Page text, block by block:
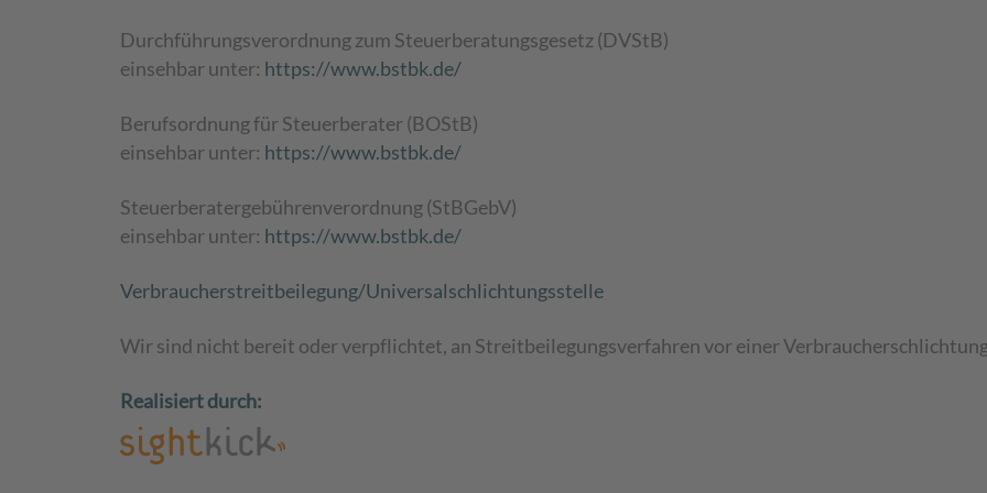
Durchführungsverordnung zum Steuerberatungsgesetz (DVStB)
einsehbar unter: https://www.bstbk.de/
Berufsordnung für Steuerberater (BOStB)
einsehbar unter: https://www.bstbk.de/
Steuerberatergebührenverordnung (StBGebV)
einsehbar unter: https://www.bstbk.de/
Verbraucher­streit­beilegung/Universal­schlichtungs­stelle
Wir sind nicht bereit oder verpflichtet, an Streitbeilegungsverfahren vor einer
Realisiert durch: